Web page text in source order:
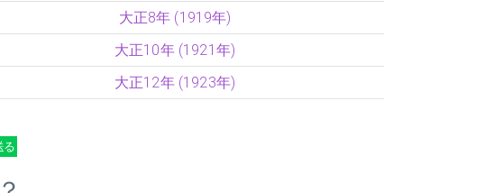
大正8年 (1919年)
大正10年 (1921年)
大正12年 (1923年)
る